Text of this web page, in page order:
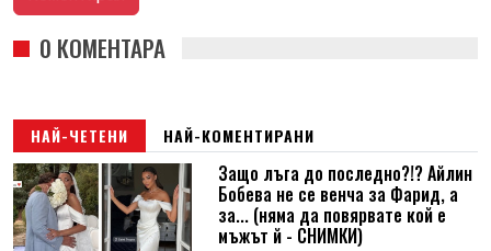
0 КОМЕНТАРА
НАЙ-ЧЕТЕНИ НАЙ-КОМЕНТИРАНИ
Защо лъга до последно?!? Айлин
Бобева не се венча за Фарид, а
за... (няма да повярвате кой е
мъжът й - СНИМКИ)